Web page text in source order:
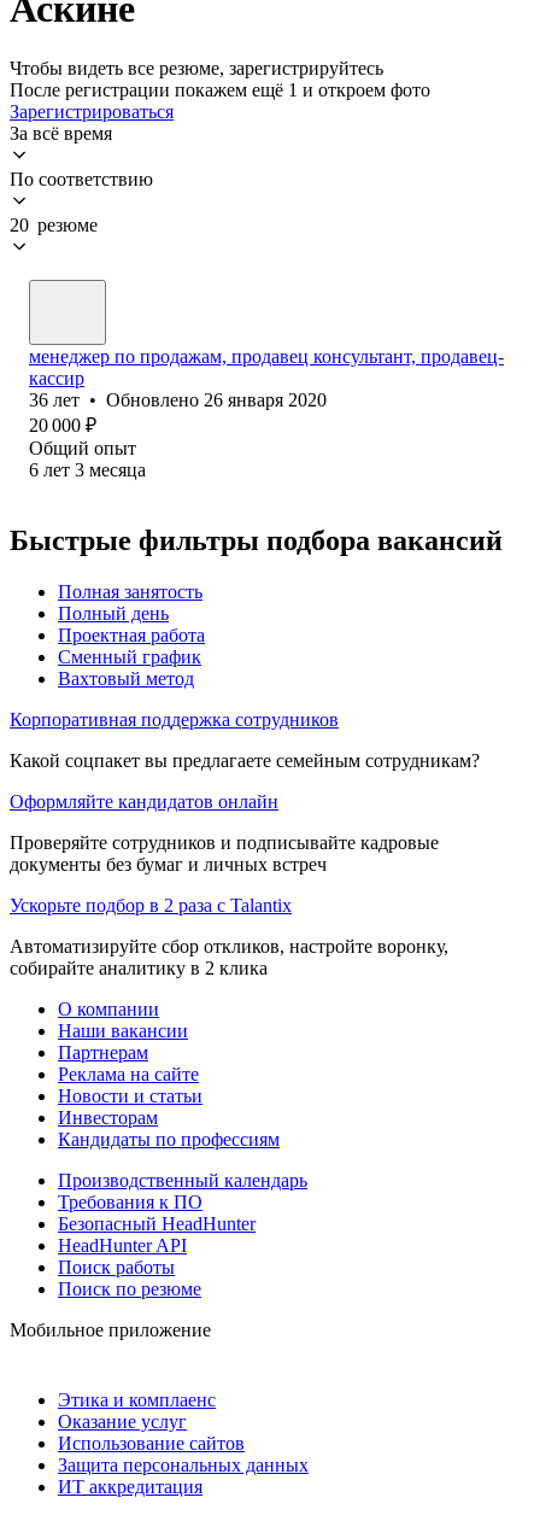
Аскине
Чтобы видеть все резюме, зарегистрируйтесь
После регистрации покажем ещё 1 и откроем фото
Зарегистрироваться
За всё время
По соответствию
20 резюме
менеджер по продажам, продавец консультант, продавец-
кассир
36 лет • Обновлено 26 января 2020
20 000 ₽
Общий опыт
6 лет 3 месяца
Быстрые фильтры подбора вакансий
Полная занятость
Полный день
Проектная работа
Сменный график
Вахтовый метод
Корпоративная поддержка сотрудников
Какой соцпакет вы предлагаете семейным сотрудникам?
Оформляйте кандидатов онлайн
Проверяйте сотрудников и подписывайте кадровые
документы без бумаг и личных встреч
Ускорьте подбор в 2 раза с Talantix
Автоматизируйте сбор откликов, настройте воронку,
собирайте аналитику в 2 клика
О компании
Наши вакансии
Партнерам
Реклама на сайте
Новости и статьи
Инвесторам
Кандидаты по профессиям
Производственный календарь
Требования к ПО
Безопасный HeadHunter
HeadHunter API
Поиск работы
Поиск по резюме
Мобильное приложение
Этика и комплаенс
Оказание услуг
Использование сайтов
Защита персональных данных
ИТ аккредитация